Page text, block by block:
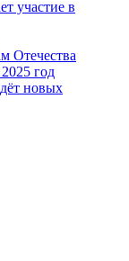
участие в
Отечества
год
новых